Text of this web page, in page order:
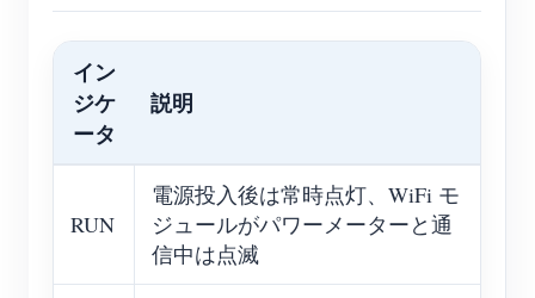
イン
ジケ
ータ
説明
RUN
電源投入後は常時点灯、WiFi モ
ジュールがパワーメーターと通
信中は点滅